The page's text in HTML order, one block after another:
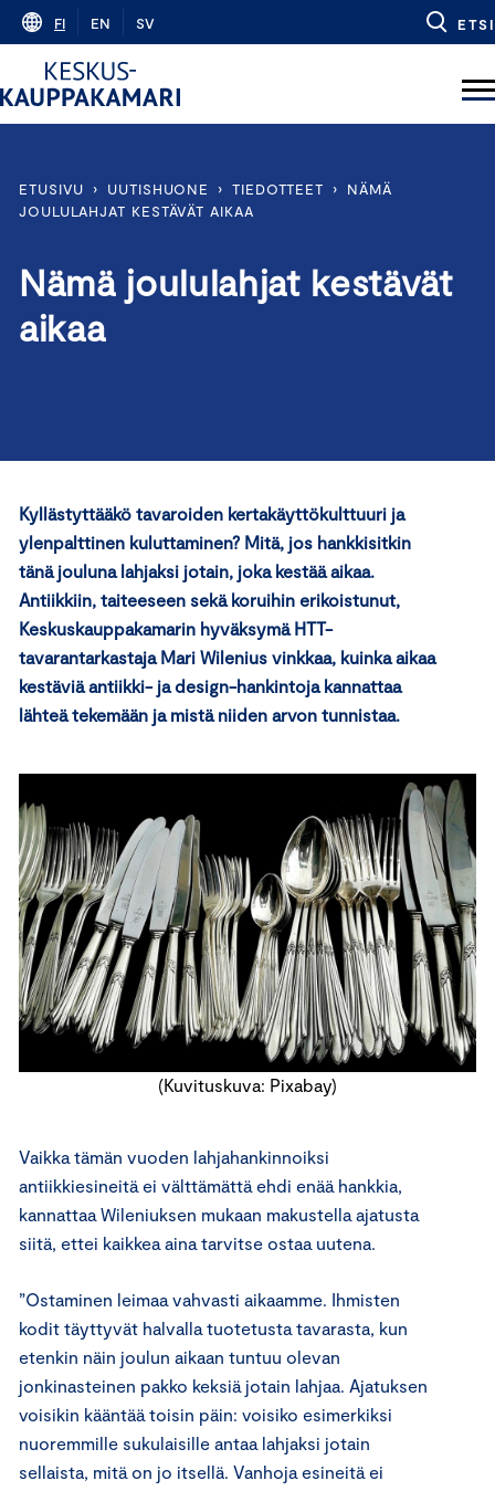
Skip
content
FI EN SV ETSI
ETUSIVU › UUTISHUONE › TIEDOTTEET ›
NÄMÄ
JOULULAHJAT KESTÄVÄT AIKAA
Nämä joululahjat kestävät
aikaa
Kyllästyttääkö tavaroiden kertakäyttökulttuuri ja
ylenpalttinen kuluttaminen? Mitä, jos hankkisitkin
tänä jouluna lahjaksi jotain, joka kestää aikaa.
Antiikkiin, taiteeseen sekä koruihin erikoistunut,
Keskuskauppakamarin hyväksymä HTT-
tavarantarkastaja Mari Wilenius vinkkaa, kuinka aikaa
kestäviä antiikki- ja design-hankintoja kannattaa
lähteä tekemään ja mistä niiden arvon tunnistaa.
(Kuvituskuva: Pixabay)
Vaikka tämän vuoden lahjahankinnoiksi
antiikkiesineitä ei välttämättä ehdi enää hankkia,
kannattaa Wileniuksen mukaan makustella ajatusta
siitä, ettei kaikkea aina tarvitse ostaa uutena.
”Ostaminen leimaa vahvasti aikaamme. Ihmisten
kodit täyttyvät halvalla tuotetusta tavarasta, kun
etenkin näin joulun aikaan tuntuu olevan
jonkinasteinen pakko keksiä jotain lahjaa. Ajatuksen
voisikin kääntää toisin päin: voisiko esimerkiksi
nuoremmille sukulaisille antaa lahjaksi jotain
sellaista, mitä on jo itsellä. Vanhoja esineitä ei